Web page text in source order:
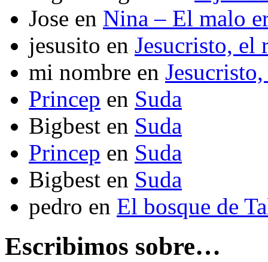
Jose en Nina – El malo
jesusito en Jesucristo, el
mi nombre en
Princep en Suda
Bigbest en Suda
Princep en Suda
Bigbest en Suda
pedro en El bosque de
Escribimos sobre…